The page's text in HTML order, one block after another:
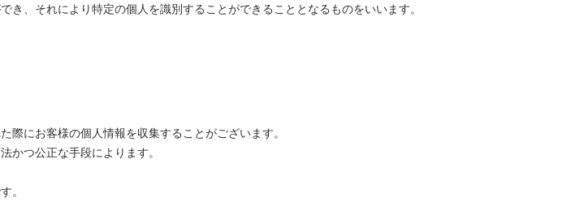
き、それにより特定の個人を識別することができることとなるものをいいます。
際にお客様の個人情報を収集することがございます。
かつ公正な手段によります。
。